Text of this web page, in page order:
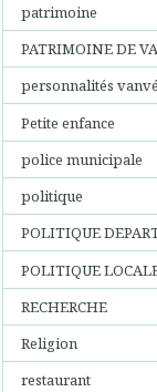
patrimoine
PATRIMOINE DE
personnalités
Petite enfance
police municipale
politique
POLITIQUE
POLITIQUE
RECHERCHE
Religion
restaurant